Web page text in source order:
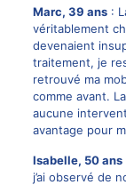
Marc, 39 ans:
véritablement
devenaient
traitement, je
retrouvé ma
comme avant.
aucune
avantage pour
Isabelle, 50 ans
j’ai observé de